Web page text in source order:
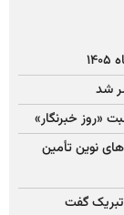
شد
«روز خبرنگار»
نوین تأمین
تبریک گفت